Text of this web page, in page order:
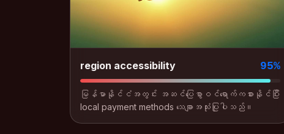
region accessibility 95%
မြန်မာနိုင်ငံအတွင်း အဆင်ပြေစွာဝင်ရောက်ကစားနိုင်ပြီး
local payment methods သေချာအသုံးပြုပါသည်။